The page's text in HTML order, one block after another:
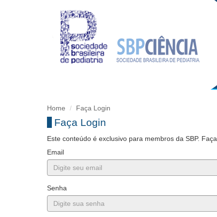
Home Faça Login
Faça Login
Este conteúdo é exclusivo para membros da SBP.
Email
Senha